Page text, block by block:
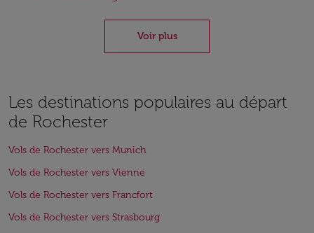
Voir plus
Les destinations populaires au départ
de Rochester
Vols de Rochester vers Munich
Vols de Rochester vers Vienne
Vols de Rochester vers Francfort
Vols de Rochester vers Strasbourg